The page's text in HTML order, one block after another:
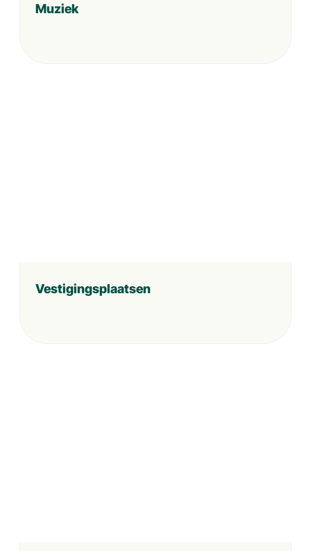
Muziek
Vestigingsplaatsen